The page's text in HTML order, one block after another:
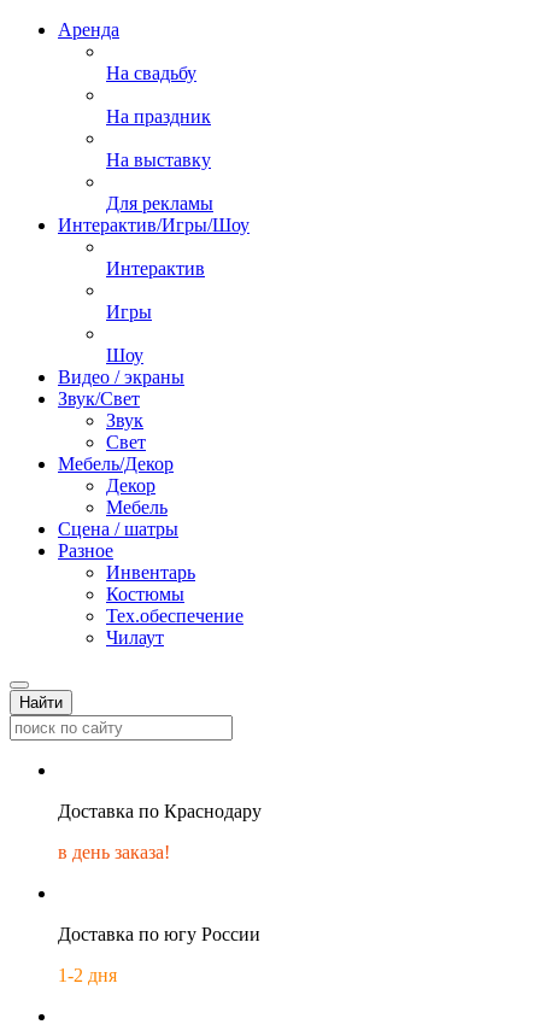
Аренда
На свадьбу
На праздник
На выставку
Для рекламы
Интерактив/Игры/Шоу
Интерактив
Игры
Шоу
Видео / экраны
Звук/Свет
Звук
Свет
Мебель/Декор
Декор
Мебель
Сцена / шатры
Разное
Инвентарь
Костюмы
Тех.обеспечение
Чилаут
Найти
Доставка по Краснодару
в день заказа!
Доставка по югу России
1-2 дня